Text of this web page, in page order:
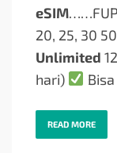
eSIM…
20, 25, 30
Unlimited
hari)
READ MORE